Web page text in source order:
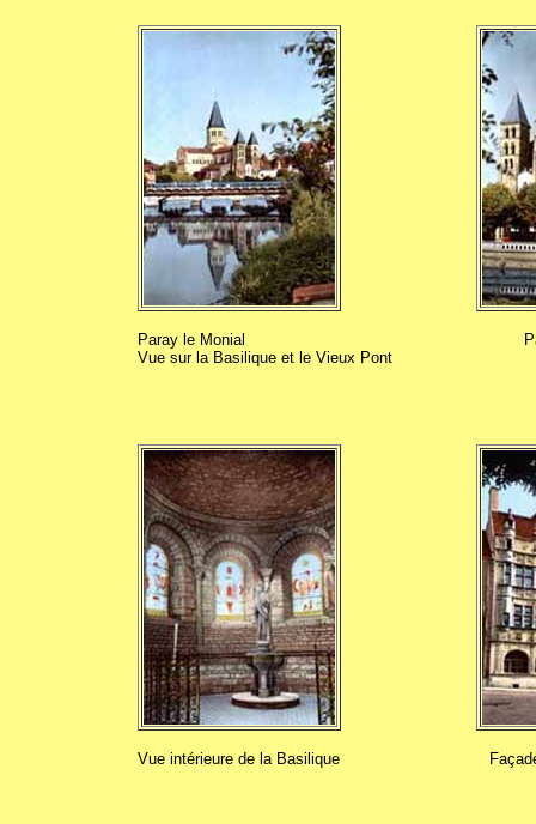
Paray le Monial
Vue sur la Basilique et le Vieux Pont
Vue intérieure de la Basilique